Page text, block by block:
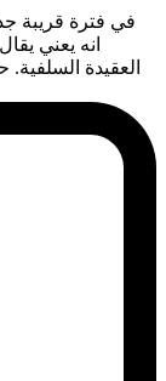
في فترة قريبة
انه يعني
العقيدة